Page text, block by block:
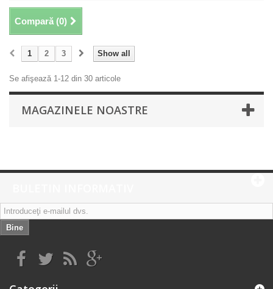
Compară (0)
Show all
1 2 3
Se afişează 1-12 din 30 articole
MAGAZINELE NOASTRE
Bine